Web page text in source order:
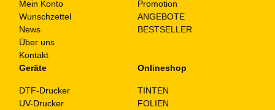
Mein Konto
Wunschzettel
News
Über uns
Kontakt
Promotion
ANGEBOTE
BESTSELLER
Geräte
DTF-Drucker
UV-Drucker
Onlineshop
TINTEN
FOLIEN